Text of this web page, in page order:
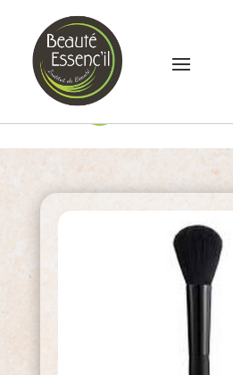
Pinceau